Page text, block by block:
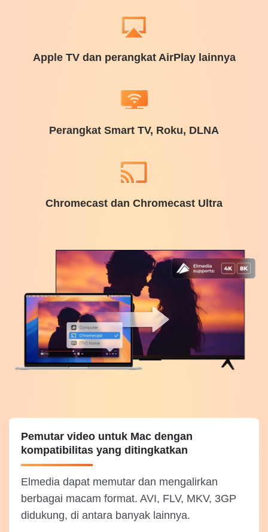
Apple TV dan perangkat AirPlay lainnya
Perangkat Smart TV, Roku, DLNA
Chromecast dan Chromecast Ultra
Pemutar video untuk Mac dengan
kompatibilitas yang ditingkatkan
Elmedia dapat memutar dan mengalirkan
berbagai macam format. AVI, FLV, MKV, 3GP
didukung, di antara banyak lainnya.